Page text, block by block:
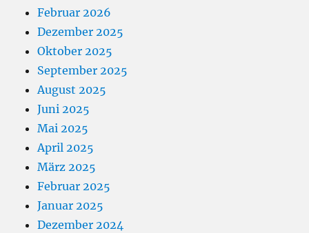
Februar 2026
Dezember 2025
Oktober 2025
September 2025
August 2025
Juni 2025
Mai 2025
April 2025
März 2025
Februar 2025
Januar 2025
Dezember 2024